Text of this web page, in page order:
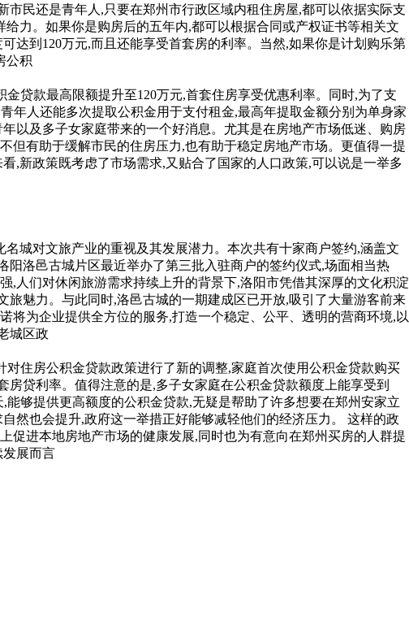
民还是青年人,只要在郑州市行政区域内租住房屋,都可以依据实际支
力。如果你是购房后的五年内,都可以根据合同或产权证书等相关文
达到120万元,而且还能享受首套房的利率。当然,如果你是计划购乐第
公积
贷款最高限额提升至120万元,首套住房享受优惠利率。同时,为了支
年人还能多次提取公积金用于支付租金,最高年提取金额分别为单身家
以及多子女家庭带来的一个好消息。尤其是在房地产市场低迷、购房
但有助于缓解市民的住房压力,也有助于稳定房地产市场。更值得一提
,新政策既考虑了市场需求,又贴合了国家的人口政策,可以说是一举多
城对文旅产业的重视及其发展潜力。本次共有十家商户签约,涵盖文
洛邑古城片区最近举办了第三批入驻商户的签约仪式,场面相当热
,人们对休闲旅游需求持续上升的背景下,洛阳市凭借其深厚的文化积淀
魅力。与此同时,洛邑古城的一期建成区已开放,吸引了大量游客前来
为企业提供全方位的服务,打造一个稳定、公平、透明的营商环境,以
城区政
住房公积金贷款政策进行了新的调整,家庭首次使用公积金贷款购买
贷利率。值得注意的是,多子女家庭在公积金贷款额度上能享受到
够提供更高额度的公积金贷款,无疑是帮助了许多想要在郑州安家立
然也会提升,政府这一举措正好能够减轻他们的经济压力。 这样的政
促进本地房地产市场的健康发展,同时也为有意向在郑州买房的人群提
发展而言